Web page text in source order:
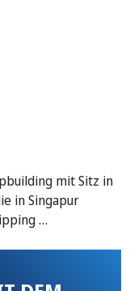
mit Sitz in
in Singapur
…